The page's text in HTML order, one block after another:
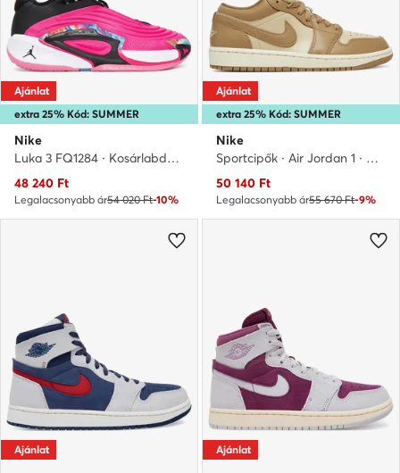
extra 25% Kód: SUMMER
Ajánlat
Nike
Luka 3 FQ1284 · Kosárlabda cipők
Aktuális ár
48 240 Ft
Legalacsonyabb ár54 020 Ft-10%
extra 25% Kód: SUMMER
Ajánlat
Nike
Sportcipők · Air Jordan 1 · Bézs
Aktuális ár
50 140 Ft
Legalacsonyabb ár55 670 Ft-9%
Ajánlat Ajánlat